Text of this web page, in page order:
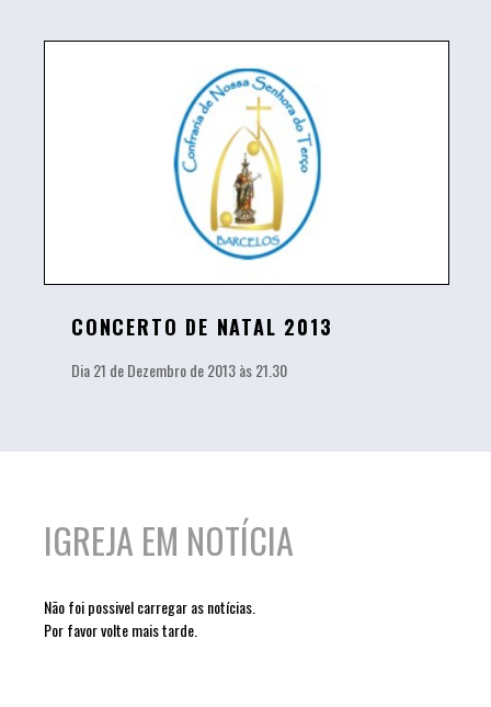
CONCERTO DE NATAL 2013
Dia 21 de Dezembro de 2013 às 21.30
IGREJA EM NOTÍCIA
Não foi possivel carregar as notícias.
Por favor volte mais tarde.